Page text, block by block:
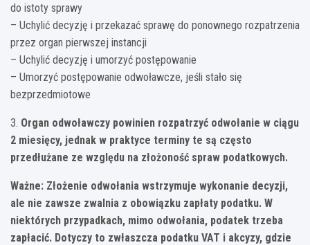
do istoty sprawy
– Uchylić decyzję i przekazać sprawę do ponownego rozpatrzenia
przez organ pierwszej instancji
– Uchylić decyzję i umorzyć postępowanie
– Umorzyć postępowanie odwoławcze, jeśli stało się
bezprzedmiotowe
3. Organ odwoławczy powinien rozpatrzyć odwołanie w ciągu
2 miesięcy, jednak w praktyce terminy te są często
przedłużane ze względu na złożoność spraw podatkowych.
Ważne: Złożenie odwołania wstrzymuje wykonanie decyzji,
ale nie zawsze zwalnia z obowiązku zapłaty podatku. W
niektórych przypadkach, mimo odwołania, podatek trzeba
zapłacić. Dotyczy to zwłaszcza podatku VAT i akcyzy, gdzie